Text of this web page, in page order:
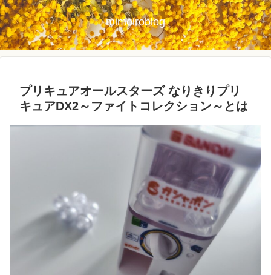
mimoiroblog
プリキュアオールスターズ なりきりプリ
キュアDX2～ファイトコレクション～とは